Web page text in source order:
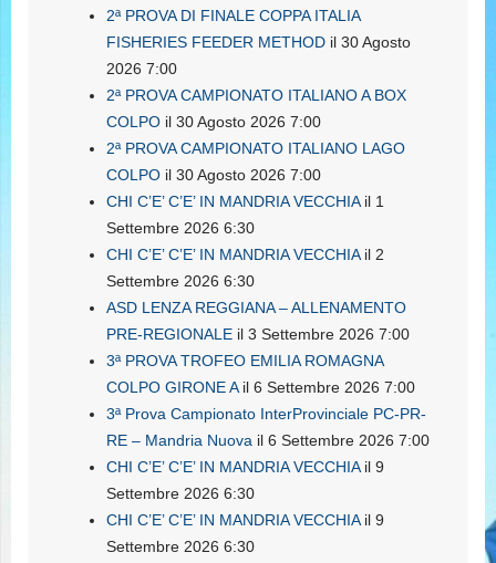
2ª PROVA DI FINALE COPPA ITALIA
FISHERIES FEEDER METHOD il 30 Agosto
2026 7:00
2ª PROVA CAMPIONATO ITALIANO A BOX
COLPO il 30 Agosto 2026 7:00
2ª PROVA CAMPIONATO ITALIANO LAGO
COLPO il 30 Agosto 2026 7:00
CHI C’E’ C’E’ IN MANDRIA VECCHIAil 1
Settembre 2026 6:30
CHI C’E’ C’E’ IN MANDRIA VECCHIAil 2
Settembre 2026 6:30
ASD LENZA REGGIANA – ALLENAMENTO
PRE-REGIONALE il 3 Settembre 2026 7:00
3ª PROVA TROFEO EMILIA ROMAGNA
COLPO GIRONE Ail 6 Settembre 2026 7:00
3ª Prova Campionato InterProvinciale PC-PR-
RE – Mandria Nuova il 6 Settembre 2026 7:00
CHI C’E’ C’E’ IN MANDRIA VECCHIAil 9
Settembre 2026 6:30
CHI C’E’ C’E’ IN MANDRIA VECCHIAil 9
Settembre 2026 6:30